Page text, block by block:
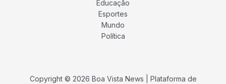
Educação
Esportes
Mundo
Política
Copyright © 2026 Boa Vista News | Plataforma de